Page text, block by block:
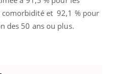
comorbidité et 92,1 % pour
des 50 ans ou plus.